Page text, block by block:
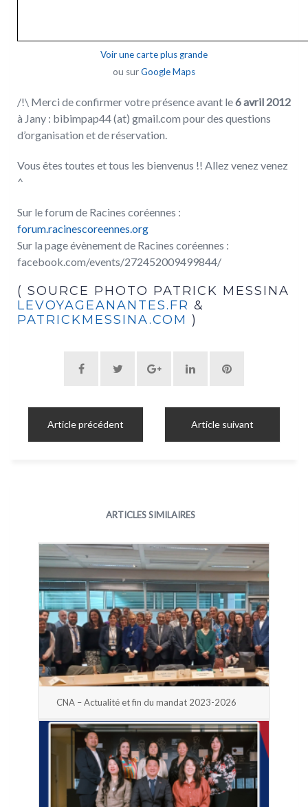
Voir une carte plus grande
ou surGoogle Maps
/!\ Merci de confirmer votre présence avant le6 avril 2012
à Jany : bibimpap44 (at) gmail.com pour des questions
d’organisation et de réservation.
Vous êtes toutes et tous les bienvenus !! Allez venez venez
^
Sur le forum de Racines coréennes :
forum.racinescoreennes.org
Sur la page évènement de Racines coréennes :
facebook.com/events/272452009499844/
( SOURCE PHOTO PATRICK MESSINA
LEVOYAGEANANTES.FR &
PATRICKMESSINA.COM )
Article précédent Article suivant
ARTICLES SIMILAIRES
CNA – Actualité et fin du mandat 2023-2026